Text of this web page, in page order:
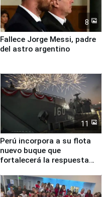
8
Fallece Jorge Messi, padre
del astro argentino
11
Perú incorpora a su flota
nuevo buque que
fortalecerá la respuesta